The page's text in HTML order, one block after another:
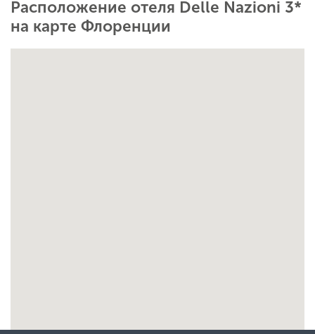
Расположение отеля Delle Nazioni 3*
на карте Флоренции